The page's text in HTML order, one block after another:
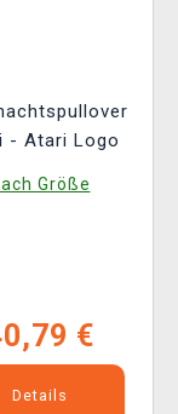
- Atari Logo
Größe
€
Details